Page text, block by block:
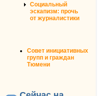
Социальный
эскапизм: прочь
от журналистики
Совет инициативных
групп и граждан
Тюмени